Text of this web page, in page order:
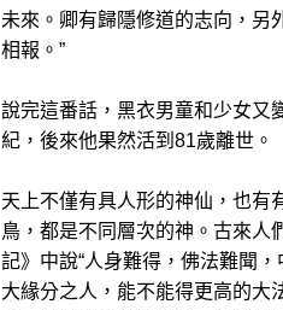
未來。卿有歸隱修道的志向，另
相報。”
說完這番話，黑衣男童和少女又
紀，後來他果然活到81歲離世。
天上不僅有具人形的神仙，也有
鳥，都是不同層次的神。古來人
記》中說“人身難得，佛法難聞
大緣分之人，能不能得更高的大